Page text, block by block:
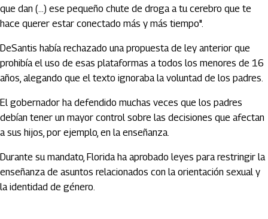
que dan (...) ese pequeño chute de droga a tu cerebro que te
hace querer estar conectado más y más tiempo".
DeSantis había rechazado una propuesta de ley anterior que
prohibía el uso de esas plataformas a todos los menores de 16
años, alegando que el texto ignoraba la voluntad de los padres.
El gobernador ha defendido muchas veces que los padres
debían tener un mayor control sobre las decisiones que afectan
a sus hijos, por ejemplo, en la enseñanza.
Durante su mandato, Florida ha aprobado leyes para restringir la
enseñanza de asuntos relacionados con la orientación sexual y
la identidad de género.